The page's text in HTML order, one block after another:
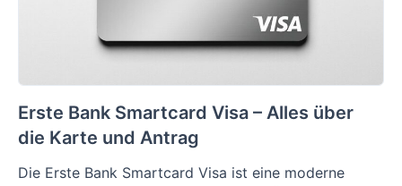
Erste Bank Smartcard Visa – Alles über
die Karte und Antrag
Die Erste Bank Smartcard Visa ist eine moderne